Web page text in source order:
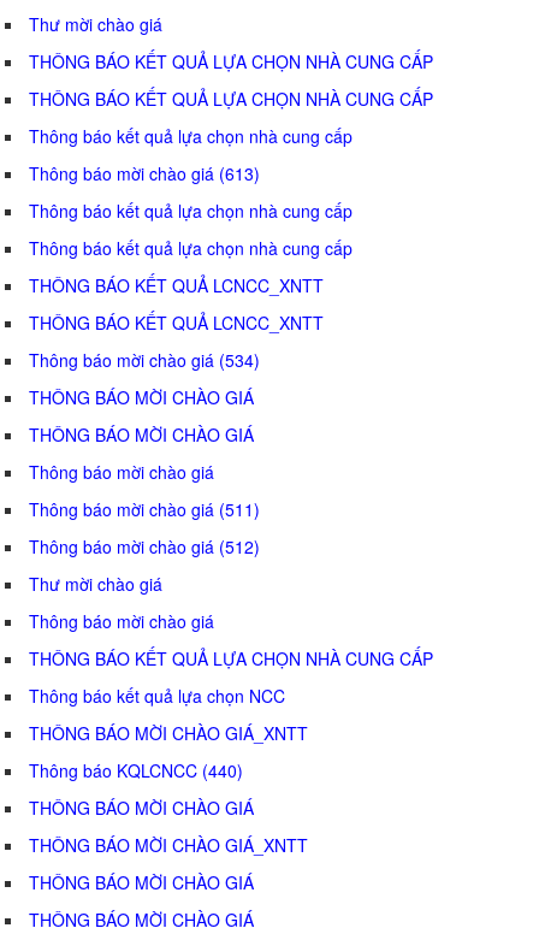
Thư mời chào giá
THÔNG BÁO KẾT QUẢ LỰA CHỌN NHÀ CUNG CẤP
THÔNG BÁO KẾT QUẢ LỰA CHỌN NHÀ CUNG CẤP
Thông báo kết quả lựa chọn nhà cung cấp
Thông báo mời chào giá (613)
Thông báo kết quả lựa chọn nhà cung cấp
Thông báo kết quả lựa chọn nhà cung cấp
THÔNG BÁO KẾT QUẢ LCNCC_XNTT
THÔNG BÁO KẾT QUẢ LCNCC_XNTT
Thông báo mời chào giá (534)
THÔNG BÁO MỜI CHÀO GIÁ
THÔNG BÁO MỜI CHÀO GIÁ
Thông báo mời chào giá
Thông báo mời chào giá (511)
Thông báo mời chào giá (512)
Thư mời chào giá
Thông báo mời chào giá
THÔNG BÁO KẾT QUẢ LỰA CHỌN NHÀ CUNG CẤP
Thông báo kết quả lựa chọn NCC
THÔNG BÁO MỜI CHÀO GIÁ_XNTT
Thông báo KQLCNCC (440)
THÔNG BÁO MỜI CHÀO GIÁ
THÔNG BÁO MỜI CHÀO GIÁ_XNTT
THÔNG BÁO MỜI CHÀO GIÁ
THÔNG BÁO MỜI CHÀO GIÁ